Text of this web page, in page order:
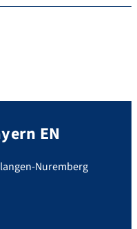
EN
Nuremberg